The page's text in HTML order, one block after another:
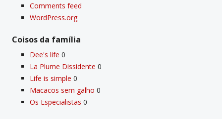
Comments feed
WordPress.org
Coisos da famí­lia
Dee's life 0
La Plume Dissidente 0
Life is simple 0
Macacos sem galho 0
Os Especialistas 0